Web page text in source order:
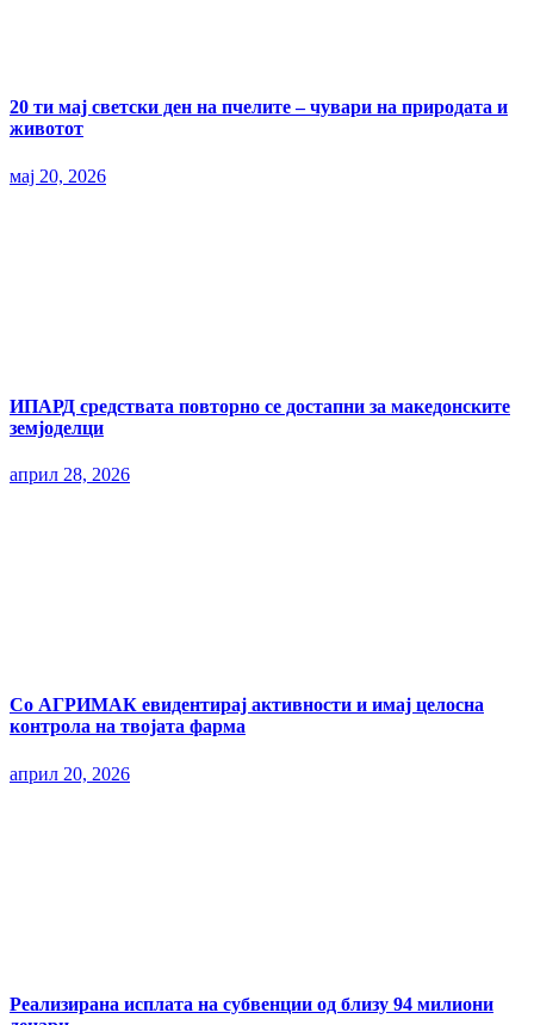
20 ти мај светски ден на пчелите – чувари на природата и
животот
мај 20, 2026
ИПАРД средствата повторно се достапни за македонските
земјоделци
април 28, 2026
Со АГРИМАК евидентирај активности и имај целосна
контрола на твојата фарма
април 20, 2026
Реализирана исплата на субвенции од близу 94 милиони